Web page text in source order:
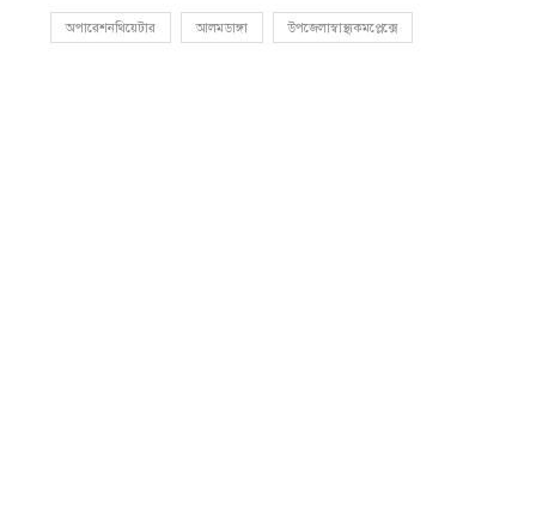
অপারেশনথিয়েটার আলমডাঙ্গা উপজেলাস্বাস্থ্যকমপ্লেক্সে